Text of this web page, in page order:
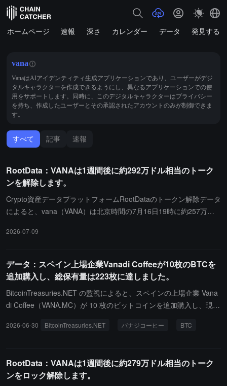
ホームページ 速報 深さ カレンダー データ 発見する
vana
VanaはAIアイデンティティ生成アプリケーションであり、ユーザーがデジ
タルキャラクターを作成できるようにし、異なるアプリケーションでの使
用をサポートします。同時に、このデジタルキャラクターはプライバシー
を持ち、作成したユーザーとその承認されたアカウントのみが制御できま
す。
すべて 記事 速報
RootData：VANAは1週間後に約292万ドル相当のトーク
ンを解除します。
Crypto資産データプラットフォームRootDataのトークン解除データ
によると、vana（VANA）は北京時間の7月16日19時に約257万枚
2026-07-09
データ：スペイン上場企業Vanadi Coffeeが10枚のBTCを
追加購入し、総保有量は223枚に達しました。
BitcoinTreasuries.NET の監視によると、スペインの上場企業 Vana
di Coffee（VANA.MC）が 10 枚のビットコインを追加購入し、現在
ランキングで 84 位に位置しています。
2026-06-30 BitcoinTreasuries.NET バナジコーヒー BTC
RootData：VANAは1週間後に約279万ドル相当のトーク
ンをロック解除します。